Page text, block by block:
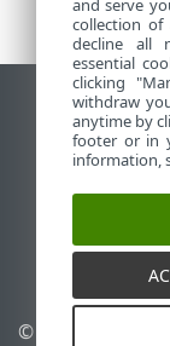
Afficher le
End of Life
Base de
ESET Status
Assistance
© 1992 - 2026
and serve
collection of
decline all
essential
clicking
withdraw
anytime by
footer or in
information,